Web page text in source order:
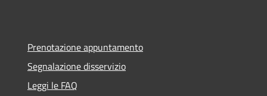
Prenotazione appuntamento
Segnalazione disservizio
Leggi le FAQ